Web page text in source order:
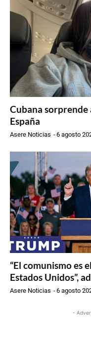
Cubana sorprende
España
Asere Noticias -6 agosto
“El comunismo es
Estados Unidos”,
Asere Noticias -6 agosto
-